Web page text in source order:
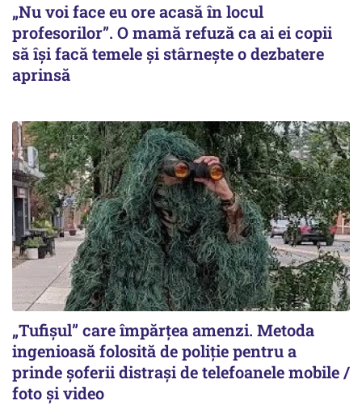
„Nu voi face eu ore acasă în locul
profesorilor”. O mamă refuză ca ai ei copii
să își facă temele și stârnește o dezbatere
aprinsă
„Tufișul” care împărțea amenzi. Metoda
ingenioasă folosită de poliție pentru a
prinde șoferii distrași de telefoanele mobile /
foto și video